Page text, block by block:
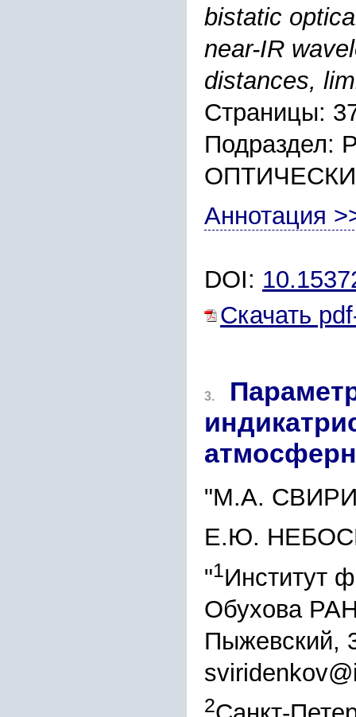
bistatic
near-IR
distances,
Страницы:
Аннотация
DOI:
Скачать
3.
"М.А.
Е.Ю.
"1Институт
Обухова
Пыжевский,
2